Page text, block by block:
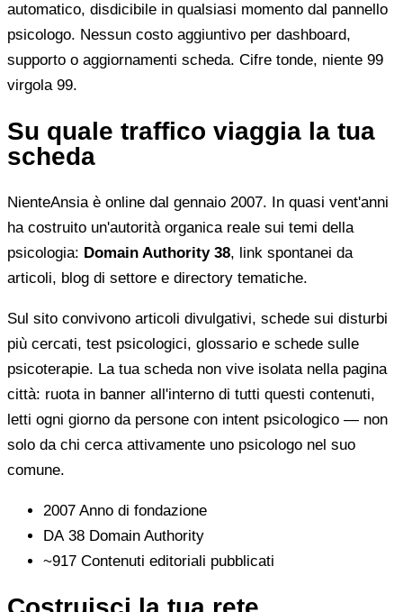
automatico, disdicibile in qualsiasi momento dal pannello
psicologo. Nessun costo aggiuntivo per dashboard,
supporto o aggiornamenti scheda. Cifre tonde, niente 99
virgola 99.
Su quale traffico viaggia la tua
scheda
NienteAnsia è online dal gennaio 2007. In quasi vent'anni
ha costruito un'autorità organica reale sui temi della
psicologia: Domain Authority 38, link spontanei da
articoli, blog di settore e directory tematiche.
Sul sito convivono articoli divulgativi, schede sui disturbi
più cercati, test psicologici, glossario e schede sulle
psicoterapie. La tua scheda non vive isolata nella pagina
città: ruota in banner all'interno di tutti questi contenuti,
letti ogni giorno da persone con intent psicologico — non
solo da chi cerca attivamente uno psicologo nel suo
comune.
2007 Anno di fondazione
DA 38 Domain Authority
~917 Contenuti editoriali pubblicati